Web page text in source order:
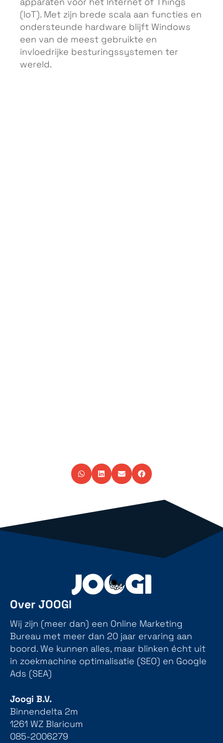
apparaten voor het Internet of Things
(IoT). Met zijn brede scala aan functies en
ondersteunde hardware blijft Windows
een van de meest gebruikte en
invloedrijke besturingssystemen ter
wereld.
Over JOOGI
Wij zijn (meer dan) een Online Marketing
Bureau met meer dan 20 jaar ervaring aan
boord. We kunnen alles, maar blinken écht uit
in zoekmachine optimalisatie (SEO) en Google
Ads (SEA)
Joogi B.V.
Binnendelta 2m
1261 WZ Blaricum
085-2006279